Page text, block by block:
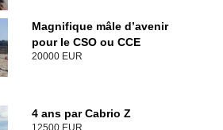
Magnifique mâle d’avenir
pour le CSO ou CCE
20000 EUR
4 ans par Cabrio Z
12500 EUR